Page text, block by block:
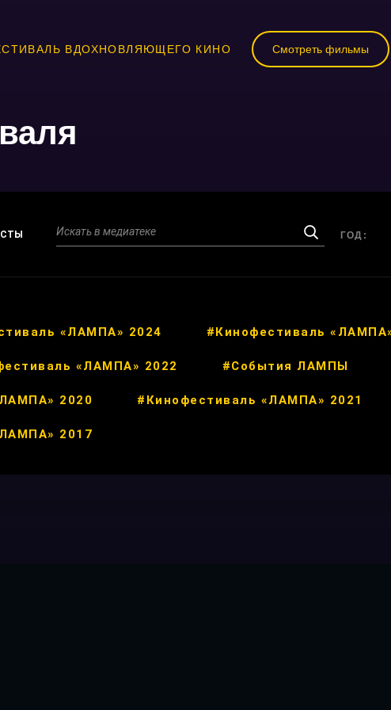
ВДОХНОВЛЯЮЩЕГО КИНО Смотреть фильмы
ГОД:
«ЛАМПА» 2024 #Кинофестиваль
«ЛАМПА» 2022 #События ЛАМПЫ
2020 #Кинофестиваль «ЛАМПА» 2021
2017